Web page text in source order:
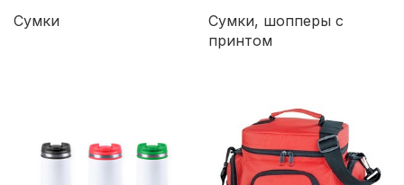
Сумки
Сумки, шопперы с
принтом